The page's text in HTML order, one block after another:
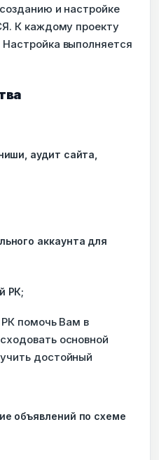
и настройке
К каждому проекту
выполняется
аудит сайта,
аккаунта для
РК;
РК помочь Вам в
основной
достойный
объявлений по схеме